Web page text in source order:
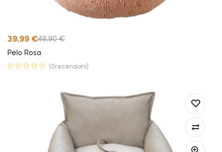
48,90€
39,99 €
Pelo Rosa
(0recensioni)